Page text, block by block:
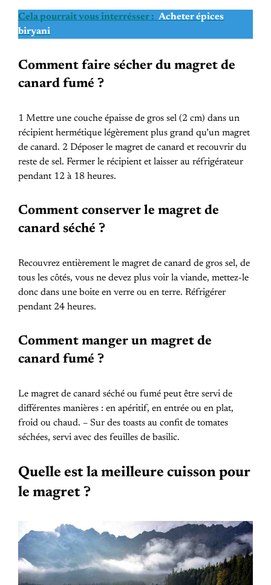
Cela pourrait vous interrésser : Acheter épices
biryani
Comment faire sécher du magret de
canard fumé ?
1 Mettre une couche épaisse de gros sel (2 cm) dans un
récipient hermétique légèrement plus grand qu’un magret
de canard. 2 Déposer le magret de canard et recouvrir du
reste de sel. Fermer le récipient et laisser au réfrigérateur
pendant 12 à 18 heures.
Comment conserver le magret de
canard séché ?
Recouvrez entièrement le magret de canard de gros sel, de
tous les côtés, vous ne devez plus voir la viande, mettez-le
donc dans une boite en verre ou en terre. Réfrigérer
pendant 24 heures.
Comment manger un magret de
canard fumé ?
Le magret de canard séché ou fumé peut être servi de
différentes manières : en apéritif, en entrée ou en plat,
froid ou chaud. – Sur des toasts au confit de tomates
séchées, servi avec des feuilles de basilic.
Quelle est la meilleure cuisson pour
le magret ?